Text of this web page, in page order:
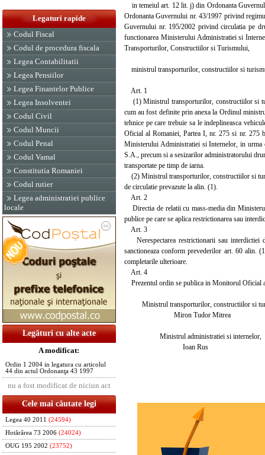
Legaturi rapide
Codul Fiscal
Codul de procedura fiscala
Legea Contabilitatii
Legea Pensiilor
Legea Finantelor Publice
Legea Insolventei
Codul Civil
Codul Muncii
Codul Penal
Codul Vamal
Constitutia Romaniei
Codul rutier
Legea administratiei publice
locale
Legături cu alte acte
A modificat:
Ordin 1 2004 in legatura cu articolul
44 din actul Ordonanţa 43 1997
nu a fost modificat de niciun act
Cele mai căutate legi
Legea 40 2011 (24594)
Hotărârea 73 2006 (24024)
OUG 195 2002 (23752)
in temeiul art. 12 lit. j) din Ordonanta
Ordonanta Guvernului nr. 43/1997 privind
Guvernului nr. 195/2002 privind circulatia pe
functionarea Ministerului Administratiei si
Transporturilor, Constructiilor si Turismului,
ministrul transporturilor, constructiilor si
Art. 1
(1) Ministrul transporturilor, constructiilor si
cum au fost definite prin anexa la Ordinul
tehnice pe care trebuie sa le indeplineasca
Oficial al Romaniei, Partea I, nr. 275 si nr. 275
Ministerului Administratiei si Internelor, in
S.A., precum si a sesizarilor administratorului
transportate pe timp de iarna.
(2) Ministrul transporturilor, constructiilor si
de circulatie prevazute la alin. (1).
Art. 2
Directia de relatii cu mass-media din
publice pe care se aplica restrictionarea sau
Art. 3
Nerespectarea restrictionarii sau interdictiei
sanctioneaza conform prevederilor art. 60
completarile ulterioare.
Art. 4
Prezentul ordin se publica in Monitorul Oficial
Ministrul transporturilor, constructiilor si
Miron Tudor Mitrea
Ministrul administratiei si internelor,
Ioan Rus